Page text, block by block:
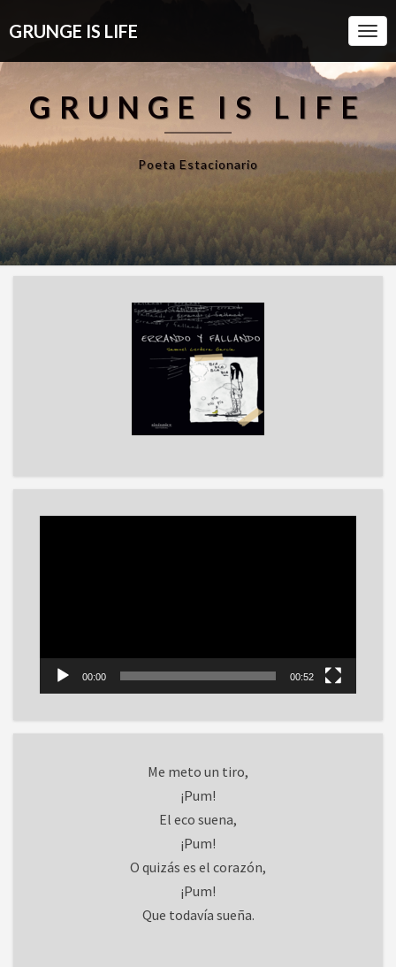
GRUNGE IS LIFE
GRUNGE IS LIFE
Poeta Estacionario
00:00 00:52
Me meto un tiro,
¡Pum!
El eco suena,
¡Pum!
O quizás es el corazón,
¡Pum!
Que todavía sueña.